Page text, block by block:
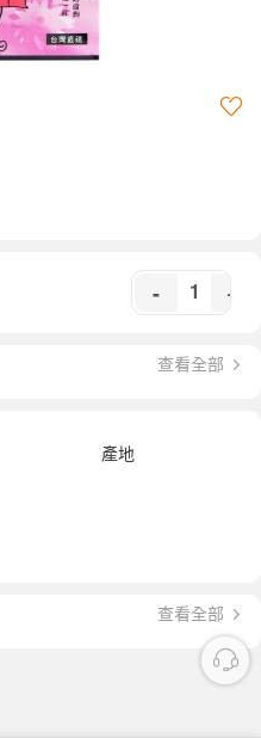
- +
查看全部
產地
查看全部